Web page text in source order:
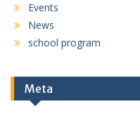
Events
News
school program
Meta